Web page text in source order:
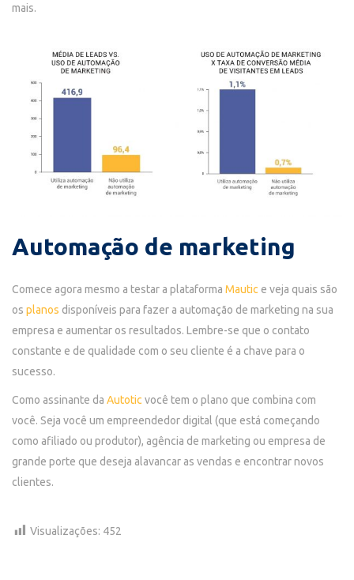
mais.
Automação de marketing
Comece agora mesmo a testar a plataforma Mautic e veja quais são
os planos disponíveis para fazer a automação de marketing na sua
empresa e aumentar os resultados. Lembre-se que o contato
constante e de qualidade com o seu cliente é a chave para o
sucesso.
Como assinante da Autotic você tem o plano que combina com
você. Seja você um empreendedor digital (que está começando
como afiliado ou produtor), agência de marketing ou empresa de
grande porte que deseja alavancar as vendas e encontrar novos
clientes.
Visualizações: 452